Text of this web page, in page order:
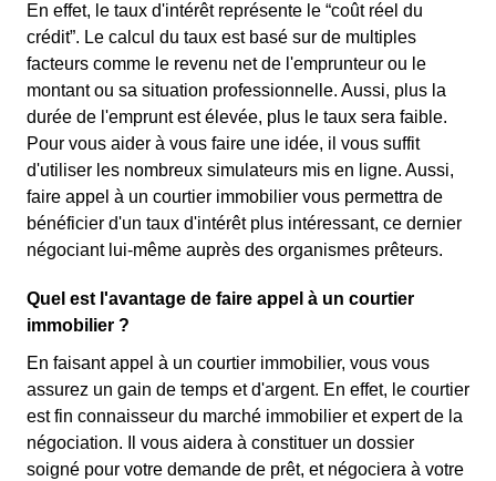
En effet, le taux d'intérêt représente le “coût réel du
crédit”. Le calcul du taux est basé sur de multiples
facteurs comme le revenu net de l'emprunteur ou le
montant ou sa situation professionnelle. Aussi, plus la
durée de l'emprunt est élevée, plus le taux sera faible.
Pour vous aider à vous faire une idée, il vous suffit
d'utiliser les nombreux simulateurs mis en ligne. Aussi,
faire appel à un courtier immobilier vous permettra de
bénéficier d'un taux d'intérêt plus intéressant, ce dernier
négociant lui-même auprès des organismes prêteurs.
Quel est l'avantage de faire appel à un courtier
immobilier ?
En faisant appel à un courtier immobilier, vous vous
assurez un gain de temps et d'argent. En effet, le courtier
est fin connaisseur du marché immobilier et expert de la
négociation. Il vous aidera à constituer un dossier
soigné pour votre demande de prêt, et négociera à votre